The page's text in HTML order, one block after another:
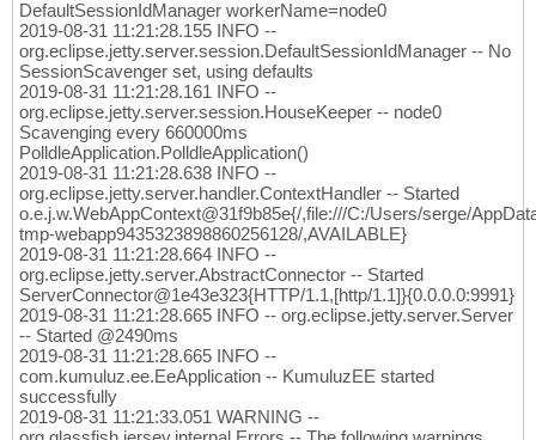
DefaultSessionIdManager workerName=node0
2019-08-31 11:21:28.155 INFO --
org.eclipse.jetty.server.session.DefaultSessionIdManager -- No
SessionScavenger set, using defaults
2019-08-31 11:21:28.161 INFO --
org.eclipse.jetty.server.session.HouseKeeper -- node0
Scavenging every 660000ms
PolldleApplication.PolldleApplication()
2019-08-31 11:21:28.638 INFO --
org.eclipse.jetty.server.handler.ContextHandler -- Started
o.e.j.w.WebAppContext@31f9b85e{/,file:///C:/Users/serge/
tmp-webapp9435323898860256128/,AVAILABLE}
2019-08-31 11:21:28.664 INFO --
org.eclipse.jetty.server.AbstractConnector -- Started
ServerConnector@1e43e323{HTTP/1.1,[http/1.1]}{0.0.0.0:9991}
2019-08-31 11:21:28.665 INFO -- org.eclipse.jetty.server.Server
-- Started @2490ms
2019-08-31 11:21:28.665 INFO --
com.kumuluz.ee.EeApplication -- KumuluzEE started
successfully
2019-08-31 11:21:33.051 WARNING --